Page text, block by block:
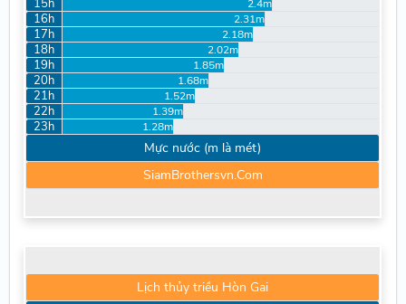
15h 2.4m
16h 2.31m
17h 2.18m
18h 2.02m
19h 1.85m
20h 1.68m
21h 1.52m
22h 1.39m
23h 1.28m
Mực nước (m là mét)
SiamBrothersvn.Com
Lịch thủy triều Hòn Gai